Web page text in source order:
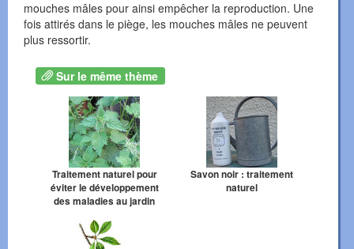
mouches mâles pour ainsi empêcher la reproduction. Une
fois attirés dans le piège, les mouches mâles ne peuvent
plus ressortir.
Sur le même thème
Traitement naturel pour
éviter le développement
des maladies au jardin
Savon noir : traitement
naturel